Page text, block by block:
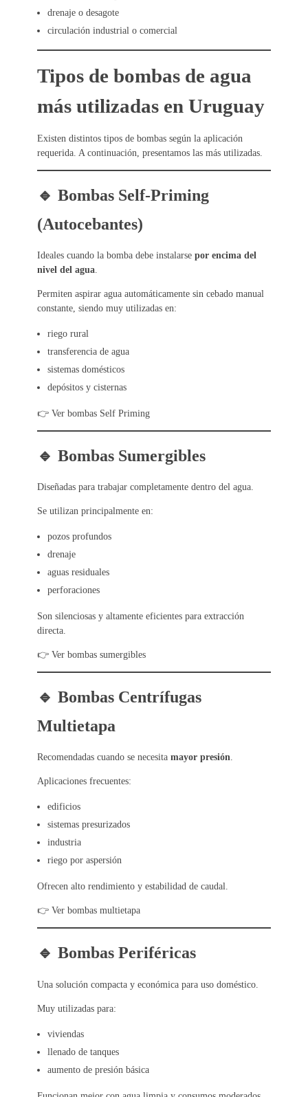
drenaje o desagote
circulación industrial o comercial
Tipos de bombas de agua
más utilizadas en Uruguay
Existen distintos tipos de bombas según la aplicación
requerida. A continuación, presentamos las más utilizadas.
🔹 Bombas Self-Priming
(Autocebantes)
Ideales cuando la bomba debe instalarse por encima del
nivel del agua.
Permiten aspirar agua automáticamente sin cebado manual
constante, siendo muy utilizadas en:
riego rural
transferencia de agua
sistemas domésticos
depósitos y cisternas
👉 Ver bombas Self Priming
🔹 Bombas Sumergibles
Diseñadas para trabajar completamente dentro del agua.
Se utilizan principalmente en:
pozos profundos
drenaje
aguas residuales
perforaciones
Son silenciosas y altamente eficientes para extracción
directa.
👉 Ver bombas sumergibles
🔹 Bombas Centrífugas
Multietapa
Recomendadas cuando se necesita mayor presión.
Aplicaciones frecuentes:
edificios
sistemas presurizados
industria
riego por aspersión
Ofrecen alto rendimiento y estabilidad de caudal.
👉 Ver bombas multietapa
🔹 Bombas Periféricas
Una solución compacta y económica para uso doméstico.
Muy utilizadas para:
viviendas
llenado de tanques
aumento de presión básica